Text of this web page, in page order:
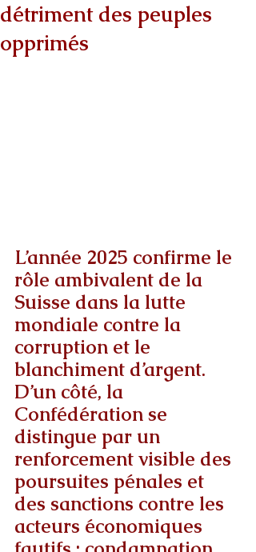
détriment des peuples
opprimés
L’année 2025 confirme le
rôle ambivalent de la
Suisse dans la lutte
mondiale contre la
corruption et le
blanchiment d’argent.
D’un côté, la
Confédération se
distingue par un
renforcement visible des
poursuites pénales et
des sanctions contre les
acteurs économiques